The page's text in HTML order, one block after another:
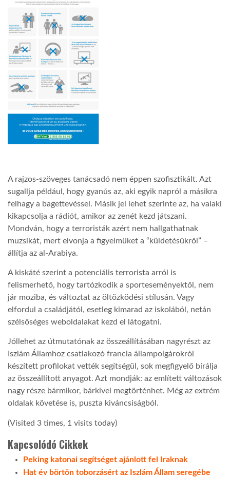
GLOBOZSARU
GLOBOBOOK
A rajzos-szöveges tanácsadó nem éppen szofisztikált. Azt
sugallja például, hogy gyanús az, aki egyik napról a másikra
felhagy a bagettevéssel. Másik jel lehet szerinte az, ha valaki
kikapcsolja a rádiót, amikor az zenét kezd játszani.
Mondván, hogy a terroristák azért nem hallgathatnak
muzsikát, mert elvonja a figyelmüket a “küldetésükről” –
állítja az al-Arabiya.
A kiskáté szerint a potenciális terrorista arról is
felismerhető, hogy tartózkodik a sporteseményektől, nem
jár moziba, és változtat az öltözködési stílusán. Vagy
elfordul a családjától, esetleg kimarad az iskolából, netán
szélsőséges weboldalakat kezd el látogatni.
Jóllehet az útmutatónak az összeállításában nagyrészt az
Iszlám Államhoz csatlakozó francia állampolgárokról
készített profilokat vették segítségül, sok megfigyelő bírálja
az összeállított anyagot. Azt mondják: az említett változások
nagy része bármikor, bárkivel megtörténhet. Még az extrém
oldalak követése is, puszta kiváncsiságból.
(Visited 3 times, 1 visits today)
Kapcsolódó Cikkek
Peking katonai segítséget ajánlott fel Iraknak
Hat év börtön toborzásért az Iszlám Állam seregébe